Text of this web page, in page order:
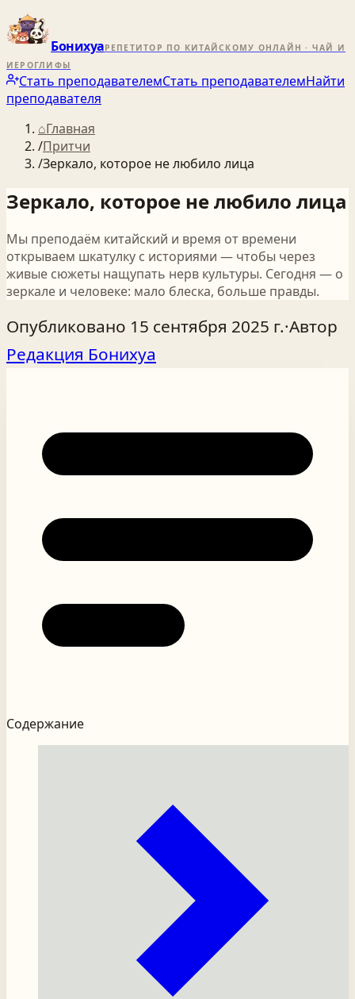
БонихуаРЕПЕТИТОР ПО КИТАЙСКОМУ ОНЛАЙН · ЧАЙ И
ИЕРОГЛИФЫ
Стать преподавателемСтать преподавателемНайти
преподавателя
⌂Главная
/Притчи
/Зеркало, которое не любило лица
Зеркало, которое не любило лица
Мы преподаём китайский и время от времени
открываем шкатулку с историями — чтобы через
живые сюжеты нащупать нерв культуры. Сегодня — о
зеркале и человеке: мало блеска, больше правды.
Опубликовано 15 сентября 2025 г.·Автор
Редакция Бонихуа
Содержание